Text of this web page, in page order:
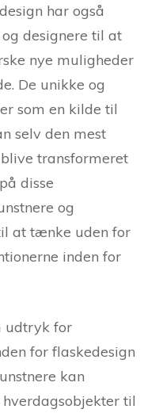
har også
designere til at
nye muligheder
De unikke og
som en kilde til
selv den mest
transformeret
disse
og
at tænke uden for
inden for
udtryk for
for flaskedesign
kan
til